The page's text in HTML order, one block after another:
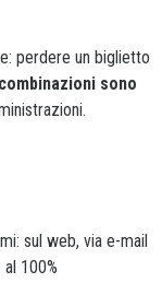
perdere un biglietto
sono
sul web, via e-mail
100%